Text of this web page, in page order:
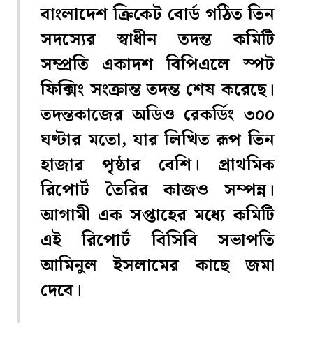
বাংলাদেশ ক্রিকেট বোর্ড গঠিত তিন
সদস্যের স্বাধীন তদন্ত কমিটি
সম্প্রতি একাদশ বিপিএলে স্পট
ফিক্সিং সংক্রান্ত তদন্ত শেষ করেছে।
তদন্তকাজের অডিও রেকর্ডিং ৩০০
ঘণ্টার মতো, যার লিখিত রূপ তিন
হাজার পৃষ্ঠার বেশি। প্রাথমিক
রিপোর্ট তৈরির কাজও সম্পন্ন।
আগামী এক সপ্তাহের মধ্যে কমিটি
এই রিপোর্ট বিসিবি সভাপতি
আমিনুল ইসলামের কাছে জমা
দেবে।